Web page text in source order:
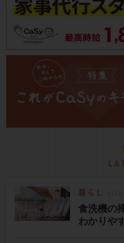
食洗機の
わかりや